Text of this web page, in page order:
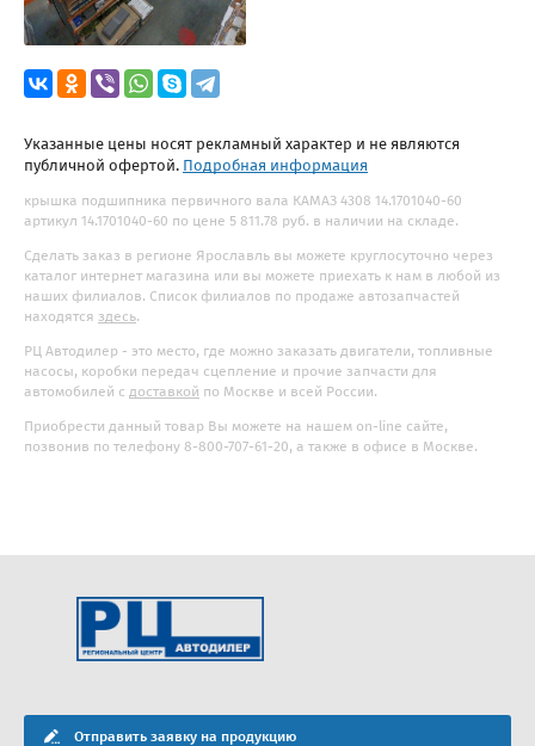
Указанные цены носят рекламный характер и не являются
публичной офертой. Подробная информация
крышка подшипника первичного вала КАМАЗ 4308 14.1701040-60
артикул 14.1701040-60 по цене 5 811.78 руб. в наличии на складе.
Сделать заказ в регионе Ярославль вы можете круглосуточно через
каталог интернет магазина или вы можете приехать к нам в любой из
наших филиалов. Список филиалов по продаже автозапчастей
находятся здесь.
РЦ Автодилер - это место, где можно заказать двигатели, топливные
насосы, коробки передач сцепление и прочие запчасти для
автомобилей с доставкой по Москве и всей России.
Приобрести данный товар Вы можете на нашем on-line сайте,
позвонив по телефону 8-800-707-61-20, а также в офисе в Москве.
Отправить заявку на продукцию